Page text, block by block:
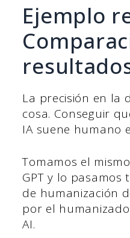
Ejemplo
La precisión en la
cosa. Conseguir
IA suene humano
Tomamos el
GPT y lo
de humanización
por el
AI.